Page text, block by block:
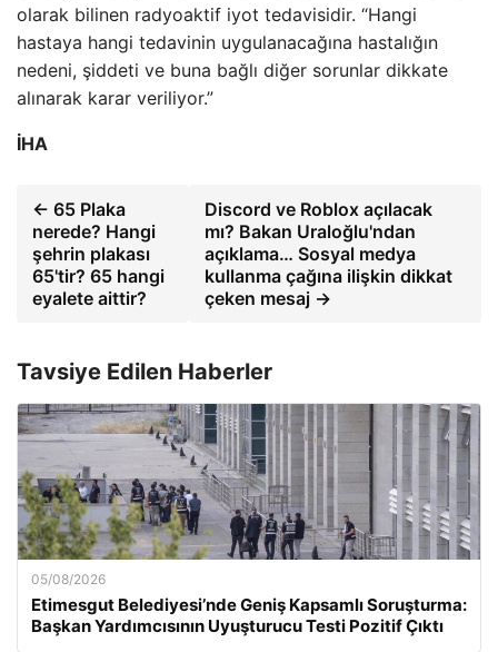
olarak bilinen radyoaktif iyot tedavisidir. “Hangi
hastaya hangi tedavinin uygulanacağına hastalığın
nedeni, şiddeti ve buna bağlı diğer sorunlar dikkate
alınarak karar veriliyor.”
İHA
← 65 Plaka
nerede? Hangi
şehrin plakası
65'tir? 65 hangi
eyalete aittir?
Discord ve Roblox açılacak
mı? Bakan Uraloğlu'ndan
açıklama… Sosyal medya
kullanma çağına ilişkin dikkat
çeken mesaj →
Tavsiye Edilen Haberler
05/08/2026
Etimesgut Belediyesi’nde Geniş Kapsamlı Soruşturma:
Başkan Yardımcısının Uyuşturucu Testi Pozitif Çıktı